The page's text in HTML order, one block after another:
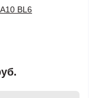
BL6